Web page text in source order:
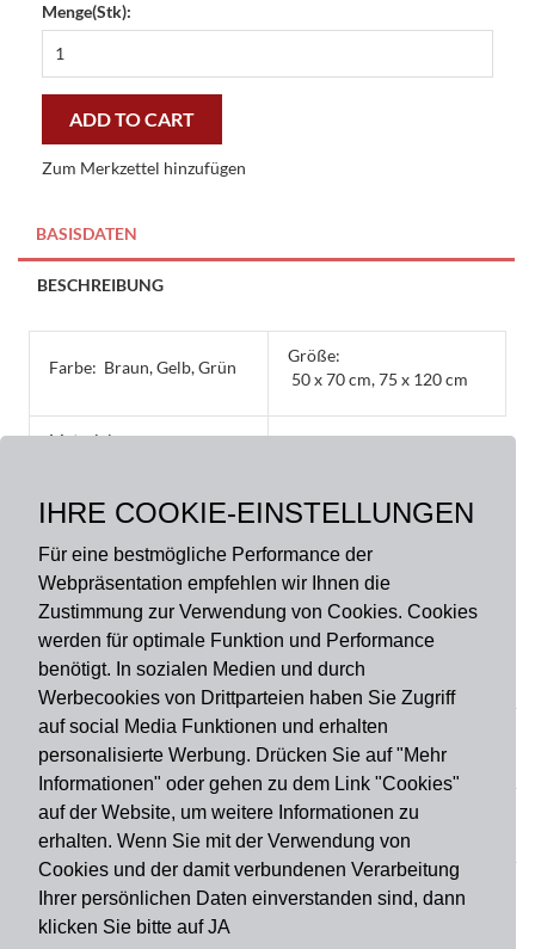
IHRE COOKIE-EINSTELLUNGEN
Für eine bestmögliche Performance der
Webpräsentation empfehlen wir Ihnen die
Zustimmung zur Verwendung von Cookies. Cookies
werden für optimale Funktion und Performance
benötigt. In sozialen Medien und durch
Werbecookies von Drittparteien haben Sie Zugriff
auf social Media Funktionen und erhalten
personalisierte Werbung. Drücken Sie auf "Mehr
Informationen" oder gehen zu dem Link "Cookies"
auf der Website, um weitere Informationen zu
erhalten. Wenn Sie mit der Verwendung von
Cookies und der damit verbundenen Verarbeitung
Ihrer persönlichen Daten einverstanden sind, dann
klicken Sie bitte auf JA
Menge(Stk):
Easy
-
stilvoll
quantity
ADD TO CART
Zum Merkzettel hinzufügen
BASISDATEN
BESCHREIBUNG
Farbe: Braun, Gelb, Grün
Größe:
50 x 70 cm, 75 x 120 cm
Material:
% Nitril Gummi
Zahlungsart
Versandart
Du findest uns auch auf
Informationen